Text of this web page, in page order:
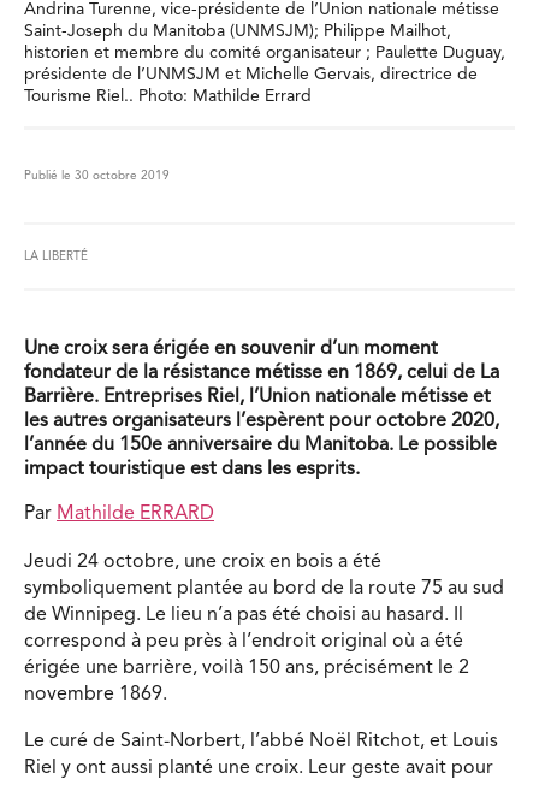
Andrina Turenne, vice-présidente de l’Union nationale métisse
Saint-Joseph du Manitoba (UNMSJM); Philippe Mailhot,
historien et membre du comité organisateur ; Paulette Duguay,
présidente de l’UNMSJM et Michelle Gervais, directrice de
Tourisme Riel.. Photo: Mathilde Errard
Publié le 30 octobre 2019
LA LIBERTÉ
Une croix sera érigée en souvenir d’un moment
fondateur de la résistance métisse en 1869, celui de La
Barrière. Entreprises Riel, l’Union nationale métisse et
les autres organisateurs l’espèrent pour octobre 2020,
l’année du 150e anniversaire du Manitoba. Le possible
impact touristique est dans les esprits.
Par Mathilde ERRARD
Jeudi 24 octobre, une croix en bois a été
symboliquement plantée au bord de la route 75 au sud
de Winnipeg. Le lieu n’a pas été choisi au hasard. Il
correspond à peu près à l’endroit original où a été
érigée une barrière, voilà 150 ans, précisément le 2
novembre 1869.
Le curé de Saint-Norbert, l’abbé Noël Ritchot, et Louis
Riel y ont aussi planté une croix. Leur geste avait pour